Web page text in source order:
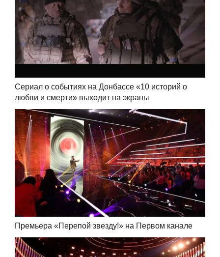
Сериал о событиях на Донбассе «10 историй о
любви и смерти» выходит на экраны
Премьера «Перепой звезду!» на Первом канале